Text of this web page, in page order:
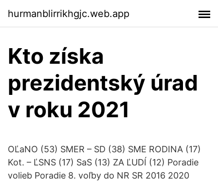
hurmanblirrikhgjc.web.app
Kto získa
prezidentský úrad
v roku 2021
OĽaNO (53) SMER – SD (38) SME RODINA (17)
Kot. – ĽSNS (17) SaS (13) ZA ĽUDÍ (12) Poradie
volieb Poradie 8. voľby do NR SR 2016 2020